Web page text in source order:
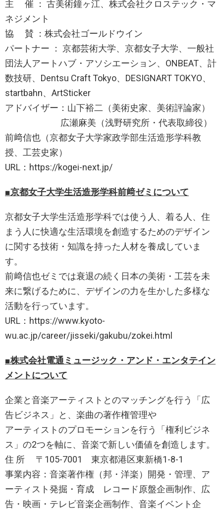
主 催 ： 古美術鐘ヶ江、株式会社クロステック・マ
ネジメント
協 賛 ：株式会社ゴールドウイン
パートナー ： 京都芸術大学、京都女子大学、一般社
団法人アートハブ・アソシエーション、ONBEAT、計
数技研、Dentsu Craft Tokyo、DESIGNART TOKYO、
startbahn、ArtSticker
アドバイザー：山下裕二（美術史家、美術評論家）
広瀬麻美（浅野研究所・代表取締役）
前﨑信也（京都女子大学家政学部生活造形学科教
授、工芸史家）
URL：https://kogei-next.jp/
■京都女子大学生活造形学科前﨑ゼミについて
京都女子大学生活造形学科では使う人、着る人、住
まう人に快適な生活環境を創造するためのデザイン
に関する技術・知識を持った人材を養成していま
す。
前﨑信也ゼミでは衰退の続く日本の美術・工芸を未
来に繋げるために、デザインの力を生かした多様な
活動を行っています。
URL：https://www.kyoto-
wu.ac.jp/career/jisseki/gakubu/zokei.html
■株式会社電通ミュージック・アンド・エンタテイン
メントについて
企業と音楽アーティストとのマッチングを行う「広
告ビジネス」と、楽曲の著作権管理や
アーティストのプロモーションを行う「権利ビジネ
ス」の2つを軸に、音楽で新しい価値を創造します。
住 所 〒105-7001 東京都港区東新橋1-8-1
事業内容：音楽著作権（邦・洋楽）開発・管理、ア
ーティスト発掘・育成 レコード原盤企画制作、広
告・映画・テレビ音楽企画制作、音楽イベント企